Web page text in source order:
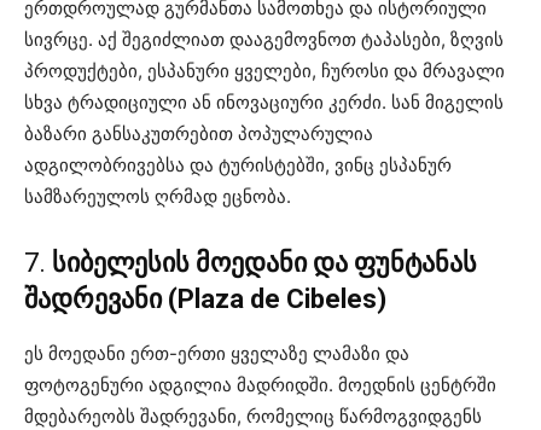
ერთდროულად გურმანთა სამოთხეა და ისტორიული
სივრცე. აქ შეგიძლიათ დააგემოვნოთ ტაპასები, ზღვის
პროდუქტები, ესპანური ყველები, ჩუროსი და მრავალი
სხვა ტრადიციული ან ინოვაციური კერძი. სან მიგელის
ბაზარი განსაკუთრებით პოპულარულია
ადგილობრივებსა და ტურისტებში, ვინც ესპანურ
სამზარეულოს ღრმად ეცნობა.
7. სიბელესის მოედანი და ფუნტანას
შადრევანი (Plaza de Cibeles)
ეს მოედანი ერთ-ერთი ყველაზე ლამაზი და
ფოტოგენური ადგილია მადრიდში. მოედნის ცენტრში
მდებარეობს შადრევანი, რომელიც წარმოგვიდგენს